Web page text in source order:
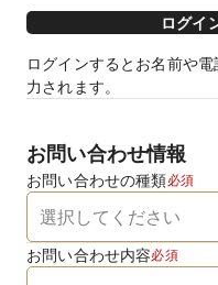
ログイ
ログインするとお名前や
力されます。
お問い合わせ情報
お問い合わせの種類必須
お問い合わせ内容必須